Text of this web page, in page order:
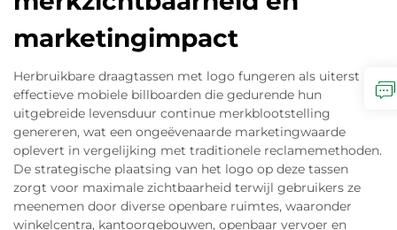
marketingimpact
Herbruikbare draagtassen met logo fungeren als uiterst
effectieve mobiele billboarden die gedurende hun
uitgebreide levensduur continue merkblootstelling
genereren, wat een ongeëvenaarde marketingwaarde
oplevert in vergelijking met traditionele reclamemethoden.
De strategische plaatsing van het logo op deze tassen
zorgt voor maximale zichtbaarheid terwijl gebruikers ze
meenemen door diverse openbare ruimtes, waaronder
winkelcentra, kantoorgebouwen, openbaar vervoer en